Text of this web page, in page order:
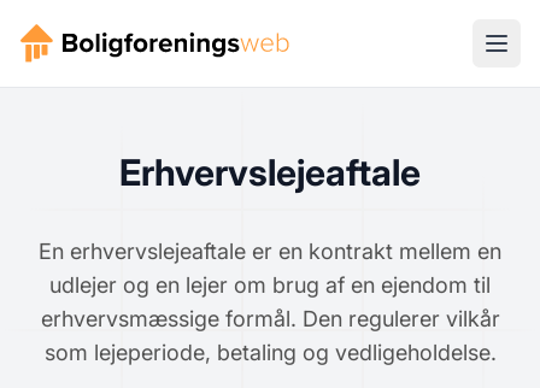
Erhvervslejeaftale
En erhvervslejeaftale er en kontrakt mellem en
udlejer og en lejer om brug af en ejendom til
erhvervsmæssige formål. Den regulerer vilkår
som lejeperiode, betaling og vedligeholdelse.